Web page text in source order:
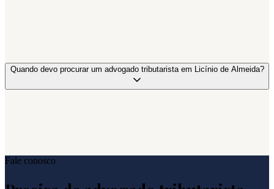
Quando devo procurar um advogado tributarista em Licínio de Almeida?
Fale conosco